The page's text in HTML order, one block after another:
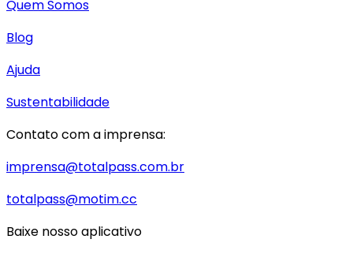
Quem Somos
Blog
Ajuda
Sustentabilidade
Contato com a imprensa:
imprensa@totalpass.com.br
totalpass@motim.cc
Baixe nosso aplicativo